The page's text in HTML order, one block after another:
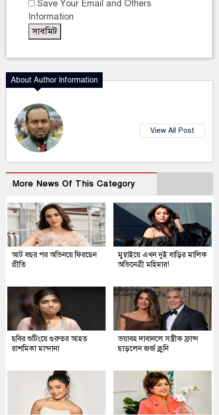
Save Your Email and Others
Information
About Author Information
View All Post
More News Of This Category
আট বছর পর অভিনয়ে ফিরছেন
প্রীতি
মুম্বাইয়ে এখন দুই বাড়ির মালিক
অভিনেত্রী মহিমার!
ছবির শুটিংয়ে গুরুতর আহত
রাশমিকা মান্দানা
ভয়াবহ দাবানলে সস্ত্রীক ফ্রান্স
ছাড়লেন জর্জ ক্লুনি